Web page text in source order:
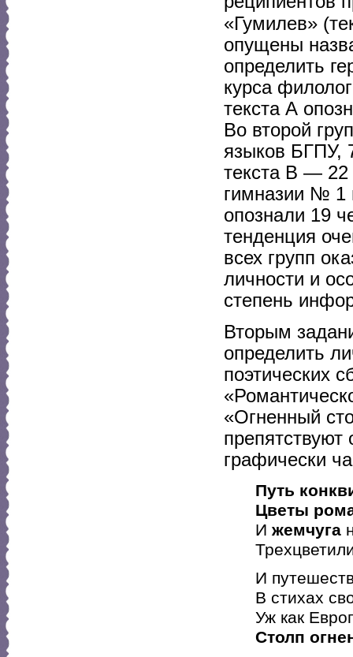
«Гумилев»
опущены
определить
курса
текста А
Во второй
языков БГПУ,
текста В — 22
гимназии № 1
опознали 19
тенденция
всех групп
личности и
степень
Вторым
определить
поэтических
«Огненный
графически
Путь
Цветы
И жемчуга
И
В стихах
Уж как
Столп